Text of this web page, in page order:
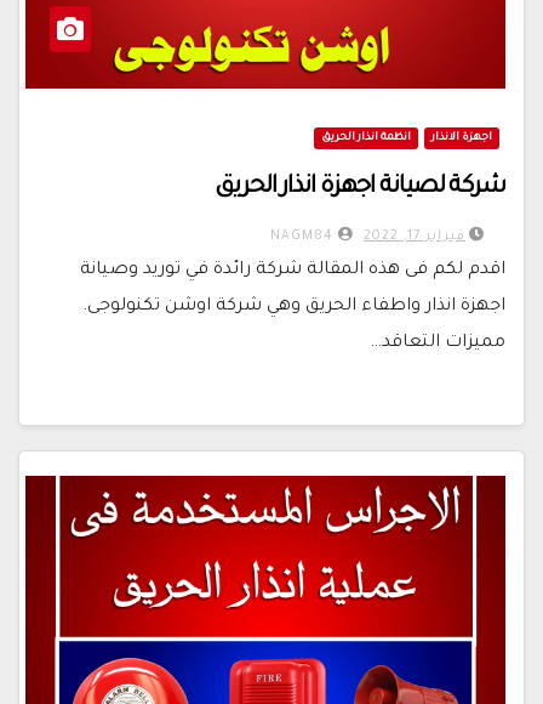
اجهزة الانذار انظمة انذار الحريق
شركة لصيانة اجهزة انذار الحريق
فبراير 17, 2022
اقدم لكم فى هذه المقالة شركة رائدة في توريد وصيانة
اجهزة انذار واطفاء الحريق وهي شركة اوشن تكنولوجى.
مميزات التعاقد…